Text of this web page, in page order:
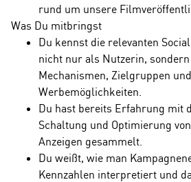
rund um unsere
Was Du mitbringst
Du kennst die relevanten
nicht nur als Nutzerin,
Mechanismen, Zielgruppen und
Werbemöglichkeiten.
Du hast bereits Erfahrung mit
Schaltung und Optimierung
Anzeigen gesammelt.
Du weißt, wie man
Kennzahlen interpretiert und